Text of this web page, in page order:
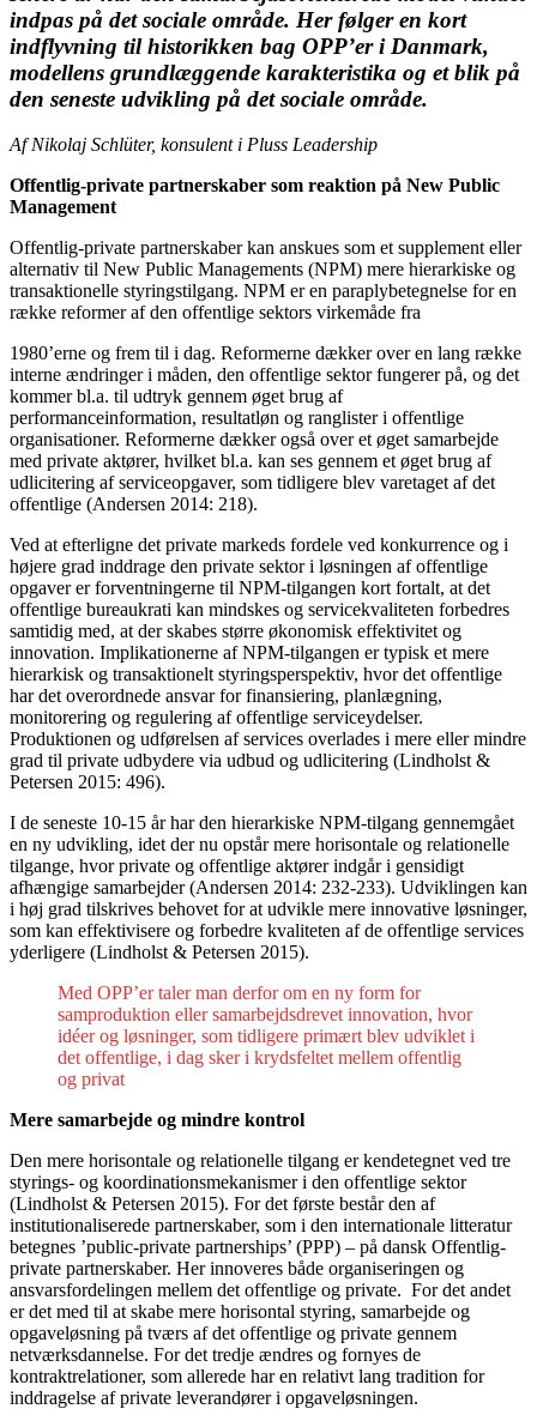
indpas på det sociale område. Her følger en kort
indflyvning til historikken bag OPP’er i Danmark,
modellens grundlæggende karakteristika og et blik på
den seneste udvikling på det sociale område.
Af Nikolaj Schlüter, konsulent i Pluss Leadership
Offentlig-private partnerskaber som reaktion på New Public
Management
Offentlig-private partnerskaber kan anskues som et supplement eller
alternativ til New Public Managements (NPM) mere hierarkiske og
transaktionelle styringstilgang. NPM er en paraplybetegnelse for en
række reformer af den offentlige sektors virkemåde fra
1980’erne og frem til i dag. Reformerne dækker over en lang række
interne ændringer i måden, den offentlige sektor fungerer på, og det
kommer bl.a. til udtryk gennem øget brug af
performanceinformation, resultatløn og ranglister i offentlige
organisationer. Reformerne dækker også over et øget samarbejde
med private aktører, hvilket bl.a. kan ses gennem et øget brug af
udlicitering af serviceopgaver, som tidligere blev varetaget af det
offentlige (Andersen 2014: 218).
Ved at efterligne det private markeds fordele ved konkurrence og i
højere grad inddrage den private sektor i løsningen af offentlige
opgaver er forventningerne til NPM-tilgangen kort fortalt, at det
offentlige bureaukrati kan mindskes og servicekvaliteten forbedres
samtidig med, at der skabes større økonomisk effektivitet og
innovation. Implikationerne af NPM-tilgangen er typisk et mere
hierarkisk og transaktionelt styringsperspektiv, hvor det offentlige
har det overordnede ansvar for finansiering, planlægning,
monitorering og regulering af offentlige serviceydelser.
Produktionen og udførelsen af services overlades i mere eller mindre
grad til private udbydere via udbud og udlicitering (Lindholst &
Petersen 2015: 496).
I de seneste 10-15 år har den hierarkiske NPM-tilgang gennemgået
en ny udvikling, idet der nu opstår mere horisontale og relationelle
tilgange, hvor private og offentlige aktører indgår i gensidigt
afhængige samarbejder (Andersen 2014: 232-233). Udviklingen kan
i høj grad tilskrives behovet for at udvikle mere innovative løsninger,
som kan effektivisere og forbedre kvaliteten af de offentlige services
yderligere (Lindholst & Petersen 2015).
Med OPP’er taler man derfor om en ny form for
samproduktion eller samarbejdsdrevet innovation, hvor
idéer og løsninger, som tidligere primært blev udviklet i
det offentlige, i dag sker i krydsfeltet mellem offentlig
og privat
Mere samarbejde og mindre kontrol
Den mere horisontale og relationelle tilgang er kendetegnet ved tre
styrings- og koordinationsmekanismer i den offentlige sektor
(Lindholst & Petersen 2015). For det første består den af
institutionaliserede partnerskaber, som i den internationale litteratur
betegnes ’public-private partnerships’ (PPP) – på dansk Offentlig-
private partnerskaber. Her innoveres både organiseringen og
ansvarsfordelingen mellem det offentlige og private. For det andet
er det med til at skabe mere horisontal styring, samarbejde og
opgaveløsning på tværs af det offentlige og private gennem
netværksdannelse. For det tredje ændres og fornyes de
kontraktrelationer, som allerede har en relativt lang tradition for
inddragelse af private leverandører i opgaveløsningen.